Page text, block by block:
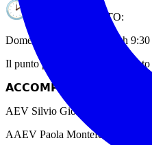
APPUNTAMENTO:
Domenica 19 Luglio 2026 h
Il punto preciso verrà
𝗔𝗖𝗖𝗢𝗠𝗣𝗔𝗚𝗡𝗔𝗧𝗢𝗥𝗜:
AEV Silvio Giorgetta 3927233833
AAEV Paola Monteferri